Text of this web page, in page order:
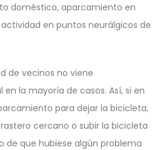
doméstico, aparcamiento en
en puntos neurálgicos de
de vecinos no viene
la mayoría de casos. Así, si en
para dejar la bicicleta,
cercano o subir la bicicleta
de que hubiese algún problema